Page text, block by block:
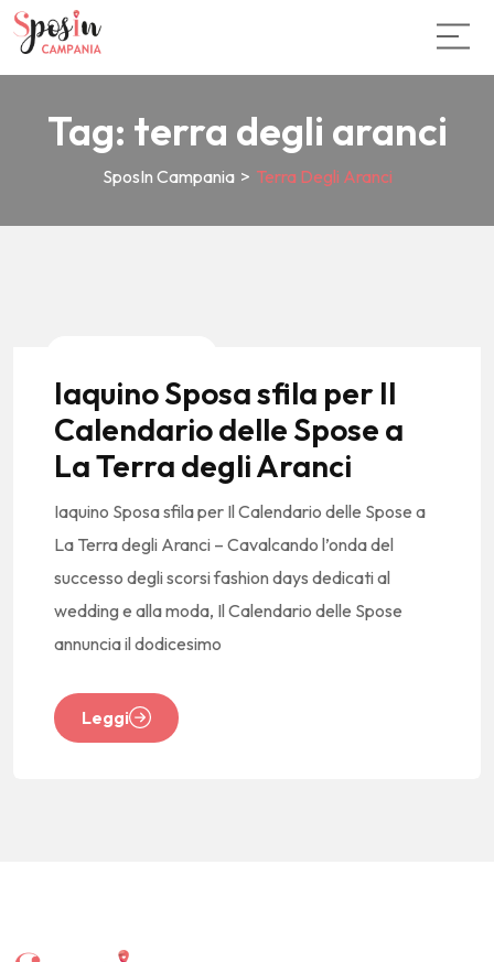
Tag: terra degli aranci
SposIn Campania > Terra Degli Aranci
Iaquino Sposa sfila per Il
Calendario delle Spose a
La Terra degli Aranci
Iaquino Sposa sfila per Il Calendario delle Spose a
La Terra degli Aranci – Cavalcando l’onda del
successo degli scorsi fashion days dedicati al
wedding e alla moda, Il Calendario delle Spose
annuncia il dodicesimo
Leggi